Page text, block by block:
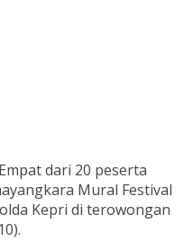
Empat dari 20 peserta
Mural Festival
Kepri di terowongan